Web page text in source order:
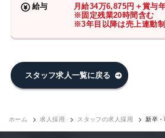
給与
月給34万6,875円＋賞与
※固定残業20時間含む
※3年目以降は売上連動制
スタッフ求人一覧に戻る
ホーム 求人採用 スタッフの求人採用
新卒・